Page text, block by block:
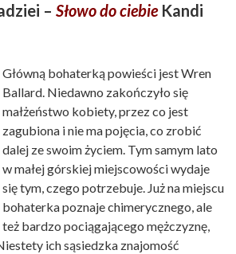
– Słowo do ciebie Kandi
Główną bohaterką powieści jest Wren
Ballard. Niedawno zakończyło się
małżeństwo kobiety, przez co jest
zagubiona i nie ma pojęcia, co zrobić
dalej ze swoim życiem. Tym samym lato
w małej górskiej miejscowości wydaje
się tym, czego potrzebuje. Już na miejscu
bohaterka poznaje chimerycznego, ale
też bardzo pociągającego mężczyznę,
ich sąsiedzka znajomość